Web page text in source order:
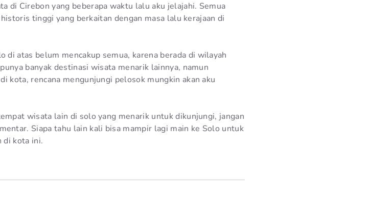
di Cirebon yang beberapa waktu lalu aku jelajahi. Semua
tinggi yang berkaitan dengan masa lalu kerajaan di
di atas belum mencakup semua, karena berada di wilayah
banyak destinasi wisata menarik lainnya, namun
kota, rencana mengunjungi pelosok mungkin akan aku
wisata lain di solo yang menarik untuk dikunjungi, jangan
Siapa tahu lain kali bisa mampir lagi main ke Solo untuk
di kota ini.